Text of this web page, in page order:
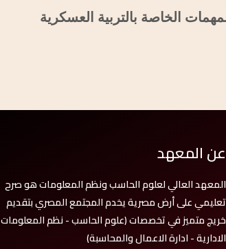
عن المعهد
المعهد العالي لعلوم الحاسب ونظم المعلومات هو صرح
تعليمي على أرض مصرية يخدم المجتمع المصري بتقديم
خريج متميز في تخصصات (علوم الحاسب - نظم المعلومات
الادارية - ادارة الاعمال والمحاسبة)